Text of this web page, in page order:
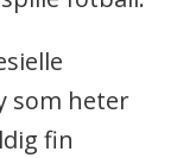
som heter
fin